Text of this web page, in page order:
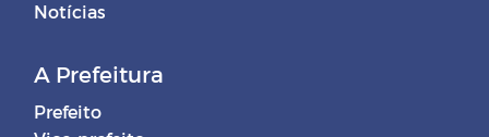
Notícias
A Prefeitura
Prefeito